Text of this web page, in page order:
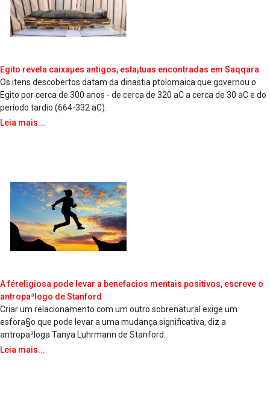
Egito revela caixaµes antigos, esta¡tuas encontradas em Saqqara
Os itens descobertos datam da dinastia ptolomaica que governou o
Egito por cerca de 300 anos - de cerca de 320 aC a cerca de 30 aC e do
período tardio (664-332 aC).
Leia mais...
A féreligiosa pode levar a benefa­cios mentais positivos, escreve o
antropa³logo de Stanford
Criar um relacionamento com um outro sobrenatural exige um
esfora§o que pode levar a uma mudança significativa, diz a
antropa³loga Tanya Luhrmann de Stanford.
Leia mais...